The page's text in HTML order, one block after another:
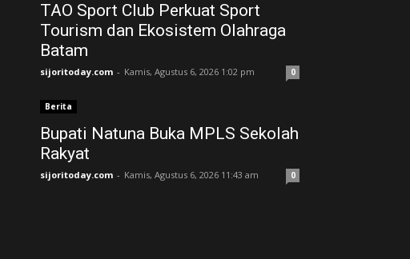
TAO Sport Club Perkuat Sport
Tourism dan Ekosistem Olahraga
Batam
sijoritoday.com - Kamis, Agustus 6, 2026 1:02 pm 0
Berita
Bupati Natuna Buka MPLS Sekolah
Rakyat
sijoritoday.com - Kamis, Agustus 6, 2026 11:43 am 0